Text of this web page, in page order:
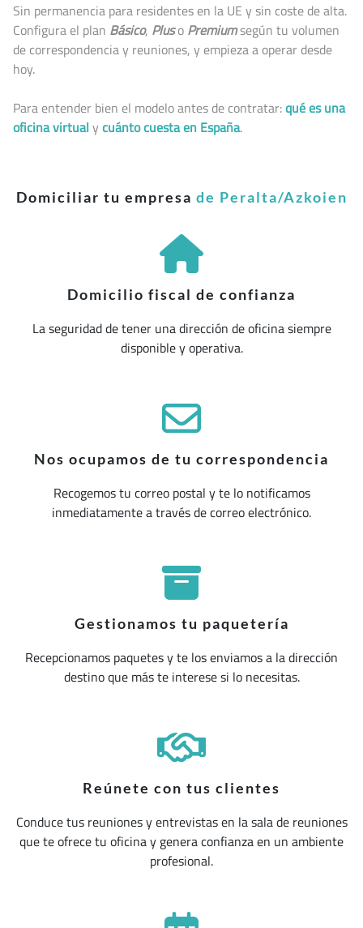
Sin permanencia para residentes en la UE y sin coste de alta.
Configura el plan Básico, Pluso Premiumsegún tu volumen
de correspondencia y reuniones, y empieza a operar desde
hoy.
Para entender bien el modelo antes de contratar:qué es una
oficina virtual ycuánto cuesta en España.
Domiciliar tu empresa de Peralta/Azkoien
Domicilio fiscal de confianza
La seguridad de tener una dirección de oficina siempre
disponible y operativa.
Nos ocupamos de tu correspondencia
Recogemos tu correo postal y te lo notificamos
inmediatamente a través de correo electrónico.
Gestionamos tu paquetería
Recepcionamos paquetes y te los enviamos a la dirección
destino que más te interese si lo necesitas.
Reúnete con tus clientes
Conduce tus reuniones y entrevistas en la sala de reuniones
que te ofrece tu oficina y genera confianza en un ambiente
profesional.